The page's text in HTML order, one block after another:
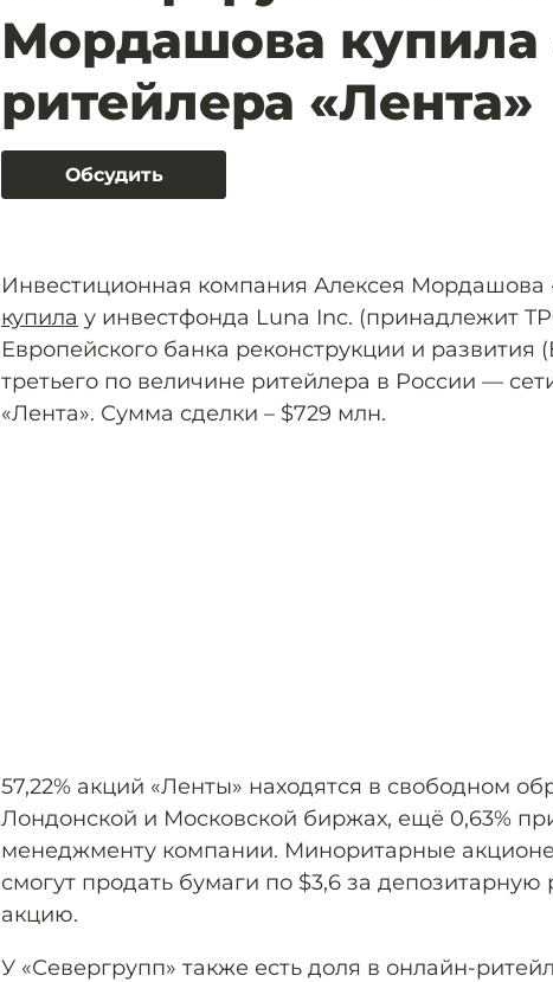
Мордашова купила
ритейлера «Лента»
Обсудить
Инвестиционная компания Алексея Мордашова
купила у инвестфонда Luna Inc. (принадлежит
Европейского банка реконструкции и развития
третьего по величине ритейлера в России —
«Лента». Сумма сделки – $729 млн.
57,22% акций «Ленты» находятся в свободном
Лондонской и Московской биржах, ещё 0,63%
менеджменту компании. Миноритарные
смогут продать бумаги по $3,6 за депозитарную
акцию.
У «Севергрупп» также есть доля в онлайн-